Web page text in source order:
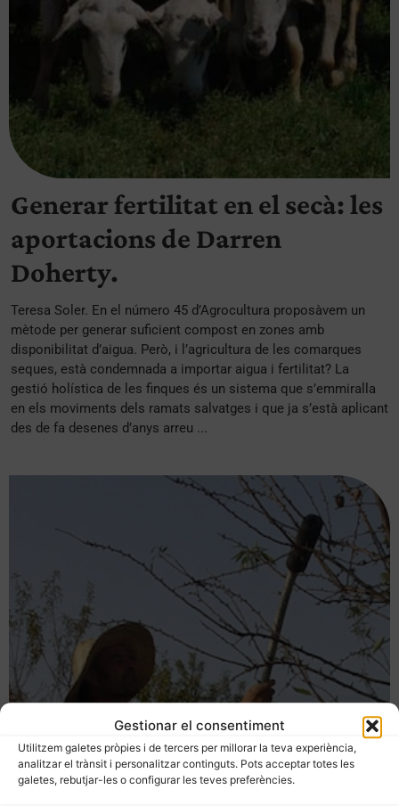
Gestionar el consentiment
Utilitzem galetes pròpies i de tercers per millorar la teva experiència,
analitzar el trànsit i personalitzar continguts. Pots acceptar totes les
galetes, rebutjar-les o configurar les teves preferències.
Generar fertilitat en el secà: les
aportacions de Darren
Doherty.
Teresa Soler. En el número 45 d’Agrocultura proposàvem un
mètode per generar suficient compost en zones amb
disponibilitat d’aigua. Però, i l’agricultura de les comarques
seques, està condemnada a importar aigua i fertilitat? La
gestió holística de les finques és un sistema que s’emmiralla
en els moviments dels ramats salvatges i que ja s’està aplicant
des de fa desenes d’anys arreu ...